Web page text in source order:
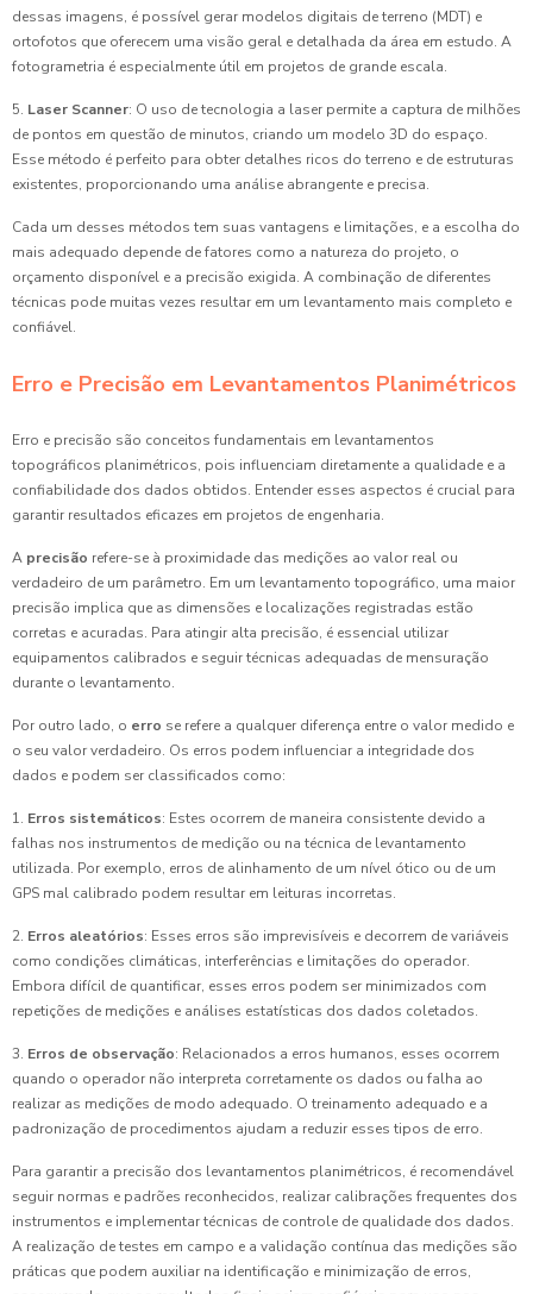
dessas imagens, é possível gerar modelos digitais de terreno (MDT) e
ortofotos que oferecem uma visão geral e detalhada da área em estudo. A
fotogrametria é especialmente útil em projetos de grande escala.
5. Laser Scanner: O uso de tecnologia a laser permite a captura de milhões
de pontos em questão de minutos, criando um modelo 3D do espaço.
Esse método é perfeito para obter detalhes ricos do terreno e de estruturas
existentes, proporcionando uma análise abrangente e precisa.
Cada um desses métodos tem suas vantagens e limitações, e a escolha do
mais adequado depende de fatores como a natureza do projeto, o
orçamento disponível e a precisão exigida. A combinação de diferentes
técnicas pode muitas vezes resultar em um levantamento mais completo e
confiável.
Erro e Precisão em Levantamentos Planimétricos
Erro e precisão são conceitos fundamentais em levantamentos
topográficos planimétricos, pois influenciam diretamente a qualidade e a
confiabilidade dos dados obtidos. Entender esses aspectos é crucial para
garantir resultados eficazes em projetos de engenharia.
A precisão refere-se à proximidade das medições ao valor real ou
verdadeiro de um parâmetro. Em um levantamento topográfico, uma maior
precisão implica que as dimensões e localizações registradas estão
corretas e acuradas. Para atingir alta precisão, é essencial utilizar
equipamentos calibrados e seguir técnicas adequadas de mensuração
durante o levantamento.
Por outro lado, o erro se refere a qualquer diferença entre o valor medido e
o seu valor verdadeiro. Os erros podem influenciar a integridade dos
dados e podem ser classificados como:
1. Erros sistemáticos: Estes ocorrem de maneira consistente devido a
falhas nos instrumentos de medição ou na técnica de levantamento
utilizada. Por exemplo, erros de alinhamento de um nível ótico ou de um
GPS mal calibrado podem resultar em leituras incorretas.
2. Erros aleatórios: Esses erros são imprevisíveis e decorrem de variáveis
como condições climáticas, interferências e limitações do operador.
Embora difícil de quantificar, esses erros podem ser minimizados com
repetições de medições e análises estatísticas dos dados coletados.
3. Erros de observação: Relacionados a erros humanos, esses ocorrem
quando o operador não interpreta corretamente os dados ou falha ao
realizar as medições de modo adequado. O treinamento adequado e a
padronização de procedimentos ajudam a reduzir esses tipos de erro.
Para garantir a precisão dos levantamentos planimétricos, é recomendável
seguir normas e padrões reconhecidos, realizar calibrações frequentes dos
instrumentos e implementar técnicas de controle de qualidade dos dados.
A realização de testes em campo e a validação contínua das medições são
práticas que podem auxiliar na identificação e minimização de erros,